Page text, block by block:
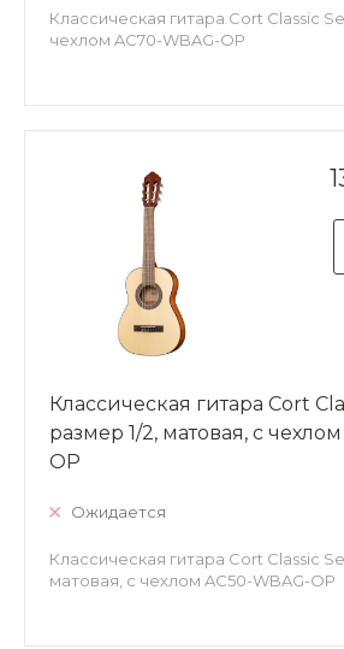
Классическая гитара Cort Classic
чехлом AC70-WBAG-OP
Классическая гитара Cort
размер 1/2, матовая, с
OP
Ожидается
Классическая гитара Cort Classic
матовая, с чехлом AC50-WBAG-OP